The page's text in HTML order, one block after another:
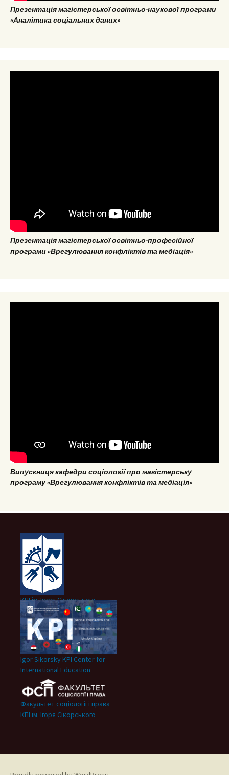
Презентація магістерської освітньо-наукової програми
«Аналітика соціальних даних»
Презентація магістерської освітньо-професійної
програми «Врегулювання конфліктів та медіація»
Випускниця кафедри соціології про магістерську
програму «Врегулювання конфліктів та медіація»
КПІ ім. Ігоря Сікорського
Igor Sikorsky KPI Center for
International Education
Факультет соціології і права
КПІ ім. Ігоря Сікорського